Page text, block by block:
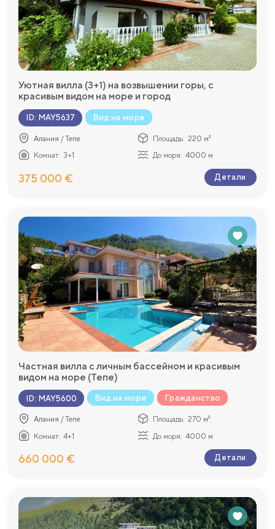
Уютная вилла (3+1) на возвышении горы, с
красивым видом на море и город
ID: MAY5637 Вид на море
Алания / Тепе Площадь: 220 м²
Комнат: 3+1 До моря: 4000 м
375 000 € Детали
Частная вилла с личным бассейном и красивым
видом на море (Тепе)
ID: MAY5600 Вид на море Гражданство
Алания / Тепе Площадь: 270 м²
Комнат: 4+1 До моря: 4000 м
660 000 € Детали